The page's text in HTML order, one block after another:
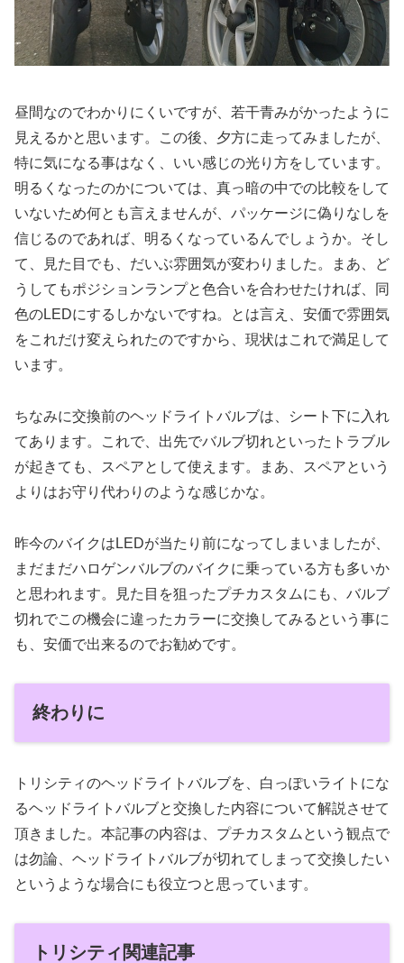
昼間なのでわかりにくいですが、若干青みがかったように
見えるかと思います。この後、夕方に走ってみましたが、
特に気になる事はなく、いい感じの光り方をしています。
明るくなったのかについては、真っ暗の中での比較をして
いないため何とも言えませんが、パッケージに偽りなしを
信じるのであれば、明るくなっているんでしょうか。そし
て、見た目でも、だいぶ雰囲気が変わりました。まあ、ど
うしてもポジションランプと色合いを合わせたければ、同
色のLEDにするしかないですね。とは言え、安価で雰囲気
をこれだけ変えられたのですから、現状はこれで満足して
います。
ちなみに交換前のヘッドライトバルブは、シート下に入れ
てあります。これで、出先でバルブ切れといったトラブル
が起きても、スペアとして使えます。まあ、スペアという
よりはお守り代わりのような感じかな。
昨今のバイクはLEDが当たり前になってしまいましたが、
まだまだハロゲンバルブのバイクに乗っている方も多いか
と思われます。見た目を狙ったプチカスタムにも、バルブ
切れでこの機会に違ったカラーに交換してみるという事に
も、安価で出来るのでお勧めです。
終わりに
トリシティのヘッドライトバルブを、白っぽいライトにな
るヘッドライトバルブと交換した内容について解説させて
頂きました。本記事の内容は、プチカスタムという観点で
は勿論、ヘッドライトバルブが切れてしまって交換したい
というような場合にも役立つと思っています。
トリシティ関連記事